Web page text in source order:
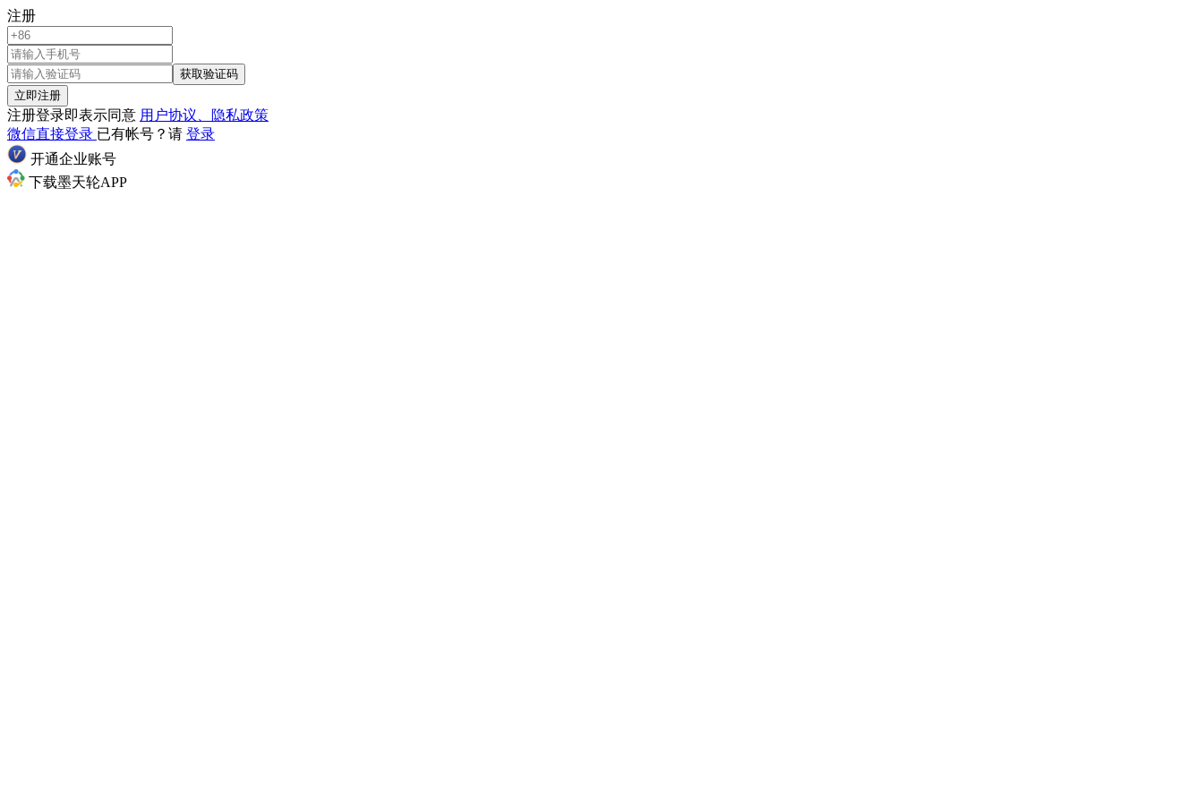
注册
获取验证码
立即注册
注册登录即表示同意 用户协议、隐私政策
微信直接登录 已有帐号？请 登录
开通企业账号
下载墨天轮APP